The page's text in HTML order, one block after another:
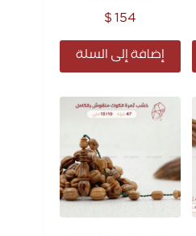
$154
إضافة إلى السلة